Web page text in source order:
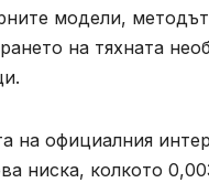
модели, методът
на тяхната
на официалния
ниска, колкото